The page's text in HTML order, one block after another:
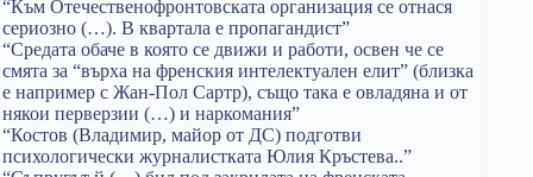
“Към Отечественофронтовската организация се отнася
сериозно (…). В квартала е пропагандист”
“Средата обаче в която се движи и работи, освен че се
смята за “върха на френския интелектуален елит” (близка
е например с Жан-Пол Сартр), също така е овладяна и от
някои перверзии (…) и наркомания”
“Костов (Владимир, майор от ДС) подготви
психологически журналистката Юлия Кръстева..”